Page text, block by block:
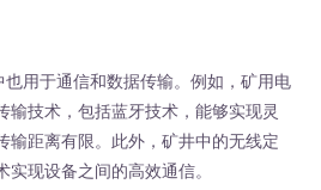
用于通信和数据传输。例如，矿用电
输技术，包括蓝牙技术，能够实现灵
输距离有限。此外，矿井中的无线定
现设备之间的高效通信。